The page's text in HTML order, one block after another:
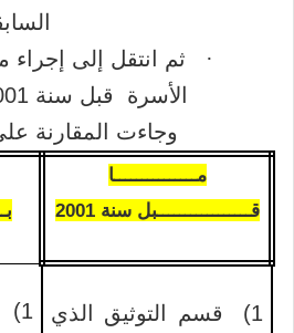
·
ثم انتقل إلى
الأسرة
وجاءت المقارنة
مـــــــــــــــا
قـــــــــــــــــبل سنة 2001
1)
قسم التوثيق الذي
1)